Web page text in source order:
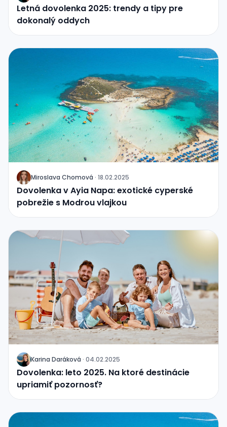
Letná dovolenka 2025: trendy a tipy pre
dokonalý oddych
J Miroslava Chomová · 18.02.2025
Dovolenka v Ayia Napa: exotické cyperské
pobrežie s Modrou vlajkou
J Karina Daráková · 04.02.2025
Dovolenka: leto 2025. Na ktoré destinácie
upriamiť pozornosť?